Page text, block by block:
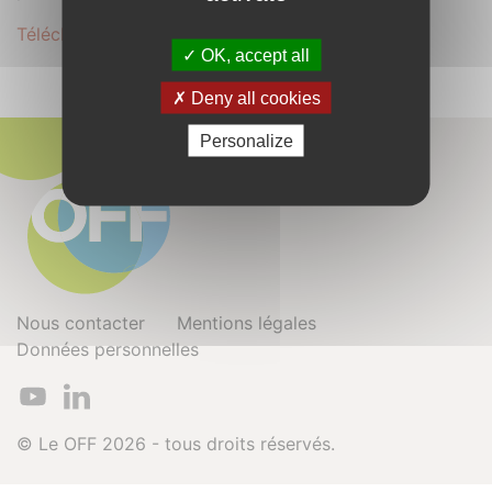
Télécharger le dossier complet au format .PDF
Nous contacter
Mentions légales
Données personnelles
© Le OFF 2026 - tous droits réservés.
OK, accept all
Deny all cookies
Personalize